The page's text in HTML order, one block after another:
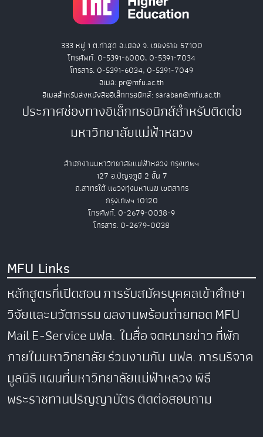
333 หมู่ 1 ต.ท่าสุด อ.เมือง จ. เชียงราย 57100
โทรศัพท์. 0-5391-6000, 0-5391-7034
โทรสาร. 0-5391-6034, 0-5391-7049
อีเมล: pr@mfu.ac.th
อีเมลสำหรับส่งหนังสืออิเล็กทรอนิกส์: saraban@mfu.ac.th
ประกาศช่องทางอิเล็กทรอนิกส์สำหรับติดต่อ
มหาวิทยาลัยแม่ฟ้าหลวง
สำนักงานมหาวิทยาลัยแม่ฟ้าหลวง กรุงเทพฯ
127 อ.ปัญจภูมิ 2 ชั้น 7
ถ.สาทรใต้ แขวงทุ่งมหาเมฆ เขตสาทร
กรุงเทพฯ 10120
โทรศัพท์. 0-2679-0038-9
โทรสาร. 0-2679-0038
MFU Links
หลักสูตรที่เปิดสอนการรับสมัครบุคคลเข้าศึกษา
วิจัยและนวัตกรรมผลงานพร้อมถ่ายทอดMFU
MailE-Serviceมฟล. ในสื่อจดหมายข่าวที่พัก
ภายในมหาวิทยาลัยร่วมงานกับ มฟล.การบริจาค
มูลนิธิแผนที่มหาวิทยาลัยแม่ฟ้าหลวงพิธี
พระราชทานปริญญาบัตรติดต่อสอบถาม